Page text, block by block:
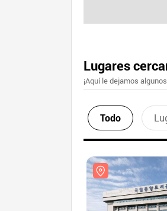
Lugares
¡Aquí le dejamos
Todo